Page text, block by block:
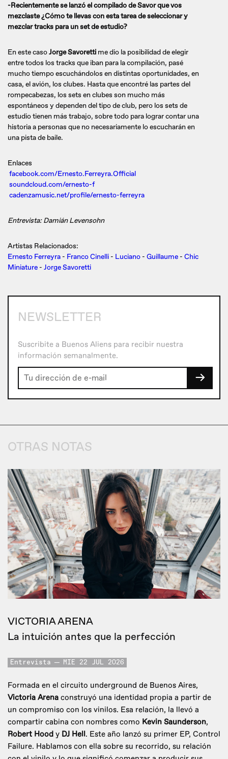
-Recientemente se lanzó el compilado de Savor que vos
mezclaste ¿Cómo te llevas con esta tarea de seleccionar y
mezclar tracks para un set de estudio?
En este casoJorge Savoretti me dio la posibilidad de elegir
entre todos los tracks que iban para la compilación, pasé
mucho tiempo escuchándolos en distintas oportunidades, en
casa, el avión, los clubes. Hasta que encontré las partes del
rompecabezas, los sets en clubes son mucho más
espontáneos y dependen del tipo de club, pero los sets de
estudio tienen más trabajo, sobre todo para lograr contar una
historia a personas que no necesariamente lo escucharán en
una pista de baile.
Enlaces
facebook.com/Ernesto.Ferreyra.Official
soundcloud.com/ernesto-f
cadenzamusic.net/profile/ernesto-ferreyra
Entrevista: Damián Levensohn
Artistas Relacionados:
Ernesto Ferreyra - Franco Cinelli - Luciano - Guillaume - Chic
Miniature - Jorge Savoretti
NEWSLETTER
Suscribite a Buenos Aliens para recibir nuestra
información semanalmente.
→
OTRAS NOTAS
VICTORIA ARENA
La intuición antes que la perfección
Entrevista MIE 22 JUL 2026
Formada en el circuito underground de Buenos Aires,
Victoria Arena construyó una identidad propia a partir de
un compromiso con los vinilos. Esa relación, la llevó a
compartir cabina con nombres como Kevin Saunderson,
Robert Hood y DJ Hell. Este año lanzó su primer EP, Control
Failure. Hablamos con ella sobre su recorrido, su relación